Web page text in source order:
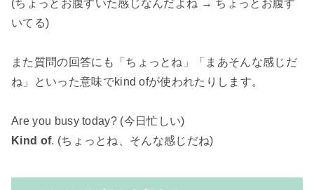
(ちょっとお腹すいた感じなんだよね → ちょっとお腹す
いてる)
また質問の回答にも「ちょっとね」「まあそんな感じだ
ね」といった意味でkind ofが使われたりします。
Are you busy today? (今日忙しい)
Kind of. (ちょっとね、そんな感じだね)